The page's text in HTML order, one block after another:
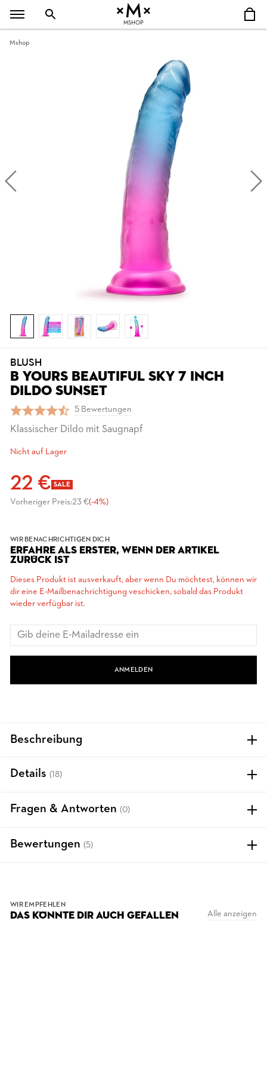
MSHOP
Mshop
BLUSH
B YOURS BEAUTIFUL SKY 7 INCH
DILDO SUNSET
5 Bewertungen
Klassischer Dildo mit Saugnapf
Nicht auf Lager
22 € SALE
Vorheriger Preis:23 €(-4%)
WIR BENACHRICHTIGEN DICH
ERFAHRE ALS ERSTER, WENN DER ARTIKEL
ZURÜCK IST
Dieses Produkt ist ausverkauft, aber wenn Du möchtest, können wir
dir eine E-Mailbenachrichtigung veschicken, sobald das Produkt
wieder verfügbar ist.
ANMELDEN
Beschreibung
Details (18)
Fragen & Antworten (0)
Bewertungen (5)
WIR EMPFEHLEN
DAS KÖNNTE DIR AUCH GEFALLEN Alle anzeigen